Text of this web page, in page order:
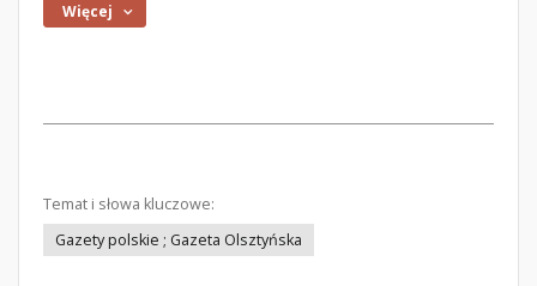
Więcej
Temat i słowa kluczowe:
Gazety polskie ; Gazeta Olsztyńska